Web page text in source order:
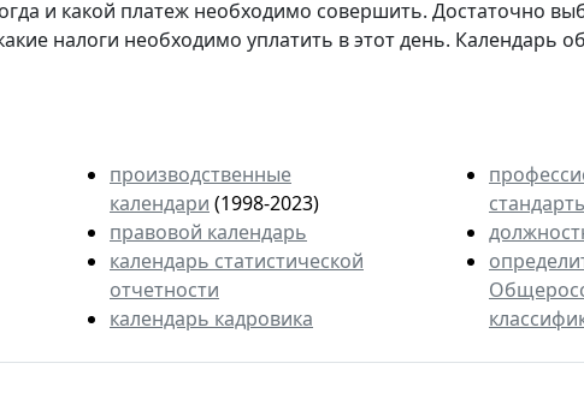
и какой платеж необходимо совершить. Достаточно
налоги необходимо уплатить в этот день. Календарь
производственные
календари (1998-2023)
правовой календарь
календарь статистической
отчетности
календарь кадровика